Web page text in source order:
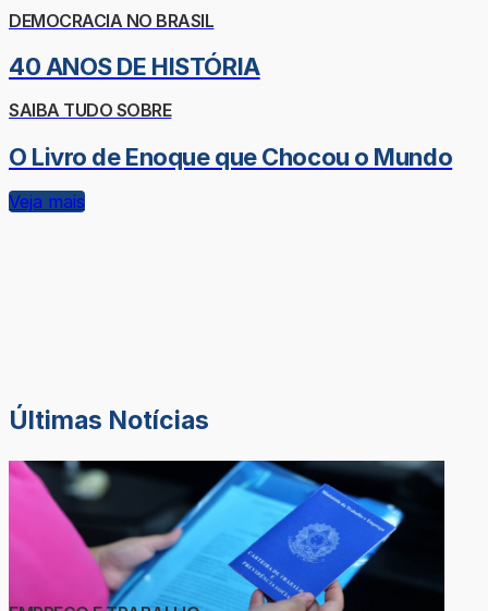
DEMOCRACIA NO BRASIL
40 ANOS DE HISTÓRIA
SAIBA TUDO SOBRE
O Livro de Enoque que Chocou o Mundo
Veja mais
Últimas Notícias